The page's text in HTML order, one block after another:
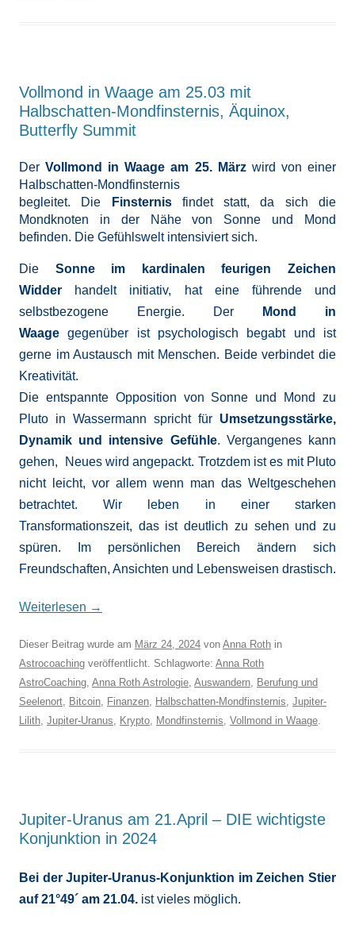
Vollmond in Waage am 25.03 mit
Halbschatten-Mondfinsternis, Äquinox,
Butterfly Summit
DerVollmond in Waage am 25. Märzwird von einer
Halbschatten-Mondfinsternis
begleitet. Die
Finsternisfindet statt, da sich die
Mondknoten in der Nähe von Sonne und Mond
befinden. Die Gefühlswelt intensiviert sich.
Die Sonne im kardinalen feurigen Zeichen
Widder handelt initiativ, hat eine führende und
selbstbezogene Energie. Der
Mond in
Waagegegenüber ist psychologisch begabt und ist
gerne im Austausch mit Menschen. Beide verbindet die
Kreativität.
Die entspannte Opposition von Sonne und Mond zu
Pluto in Wassermann spricht für Umsetzungsstärke,
Dynamik und intensive Gefühle. Vergangenes kann
gehen, Neues wird angepackt. Trotzdem ist es mit Pluto
nicht leicht, vor allem wenn man das Weltgeschehen
betrachtet. Wir leben in einer starken
Transformationszeit, das ist deutlich zu sehen und zu
spüren. Im persönlichen Bereich ändern sich
Freundschaften, Ansichten und Lebensweisen drastisch.
Weiterlesen →
Dieser Beitrag wurde am März 24, 2024 von Anna Roth in
Astrocoaching veröffentlicht. Schlagworte: Anna Roth
AstroCoaching, Anna Roth Astrologie, Auswandern, Berufung und
Seelenort, Bitcoin, Finanzen, Halbschatten-Mondfinsternis, Jupiter-
Lilith, Jupiter-Uranus, Krypto, Mondfinsternis, Vollmond in Waage.
Jupiter-Uranus am 21.April – DIE wichtigste
Konjunktion in 2024
Bei der Jupiter-Uranus-Konjunktion im Zeichen Stier
auf 21°49´ am 21.04. ist vieles möglich.